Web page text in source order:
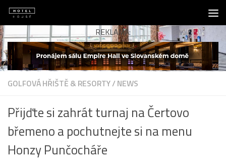
Skip to content
REKLAMA:
GOLFOVÁ HŘIŠTĚ & RESORTY/NEWS
Přijďte si zahrát turnaj na Čertovo
břemeno a pochutnejte si na menu
Honzy Punčocháře